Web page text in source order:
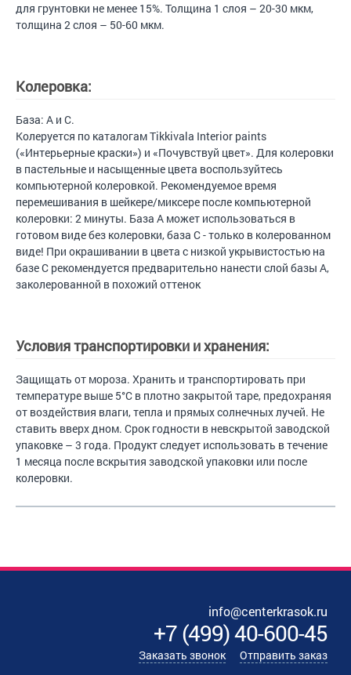
для грунтовки не менее 15%. Толщина 1 слоя – 20-30 мкм,
толщина 2 слоя – 50-60 мкм.
Колеровка:
База: A и C.
Колеруется по каталогам Tikkivala Interior paints
(«Интерьерные краски») и «Почувствуй цвет». Для колеровки
в пастельные и насыщенные цвета воспользуйтесь
компьютерной колеровкой. Рекомендуемое время
перемешивания в шейкере/миксере после компьютерной
колеровки: 2 минуты. База А может использоваться в
готовом виде без колеровки, база C - только в колерованном
виде! При окрашивании в цвета с низкой укрывистостью на
базе С рекомендуется предварительно нанести слой базы А,
заколерованной в похожий оттенок
Условия транспортировки и хранения:
Защищать от мороза. Хранить и транспортировать при
температуре выше 5°C в плотно закрытой таре, предохраняя
от воздействия влаги, тепла и прямых солнечных лучей. Не
ставить вверх дном. Срок годности в невскрытой заводской
упаковке – 3 года. Продукт следует использовать в течение
1 месяца после вскрытия заводской упаковки или после
колеровки.
info@centerkrasok.ru
+7(499)40-600-45
Заказать звонок Отправить заказ